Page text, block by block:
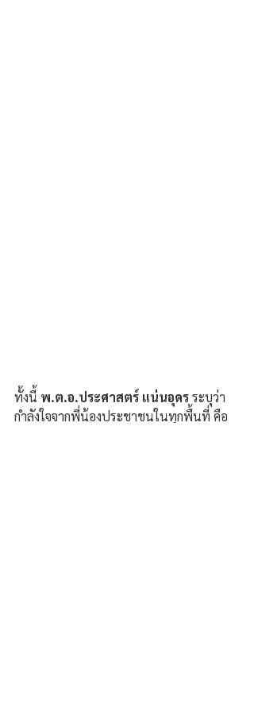
ทั้งนี้ พ.ต.อ.ประศาสตร์ แน่นอุดร ระบุว่า
กำลังใจจากพี่น้องประชาชนในทุกพื้นที่ คือ